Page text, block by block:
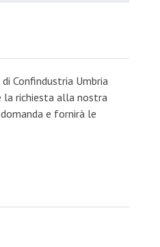
Confindustria Umbria
la richiesta alla nostra
e fornirà le